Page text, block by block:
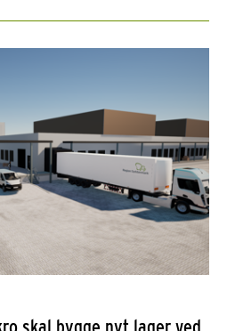
skal bygge nyt lager ved